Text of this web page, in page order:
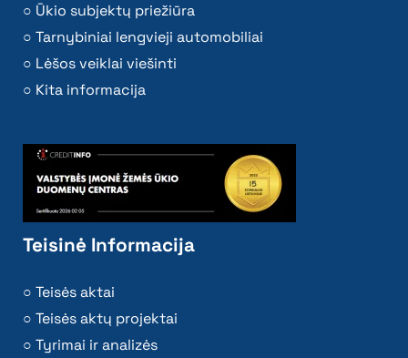
Ūkio subjektų priežiūra
Tarnybiniai lengvieji automobiliai
Lėšos veiklai viešinti
Kita informacija
Teisinė Informacija
Teisės aktai
Teisės aktų projektai
Tyrimai ir analizės